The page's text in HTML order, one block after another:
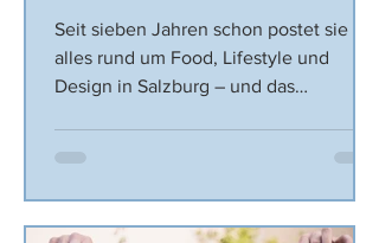
Interview mit
Bloggerin
Carolina Gnigler
Seit sieben Jahren schon postet sie
alles rund um Food, Lifestyle und
Design in Salzburg – und das